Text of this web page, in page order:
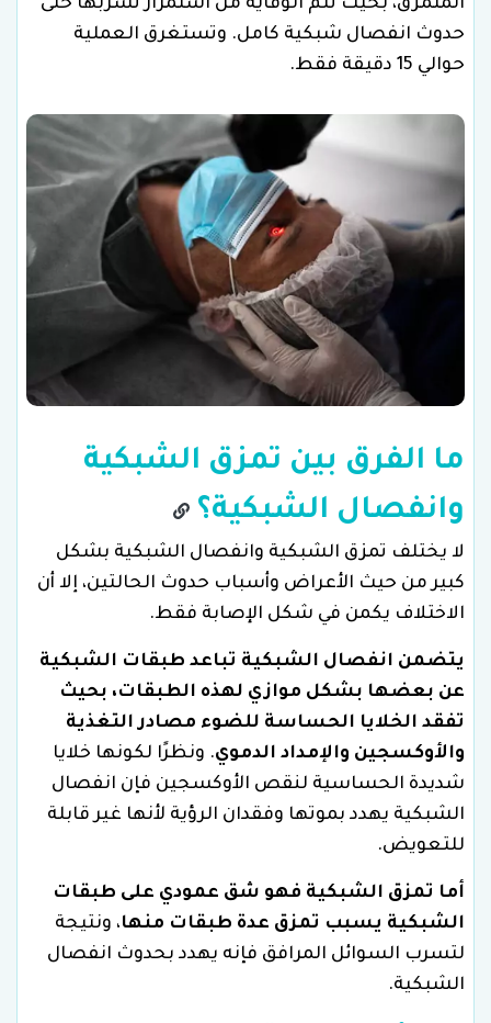
المتمزق، بحيث تتم الوقاية من استمرار تسربها حتى
حدوث انفصال شبكية كامل. وتستغرق العملية
حوالي 15 دقيقة فقط.
ما الفرق بين تمزق الشبكية
وانفصال الشبكية؟
لا يختلف تمزق الشبكية وانفصال الشبكية بشكل
كبير من حيث الأعراض وأسباب حدوث الحالتين، إلا أن
الاختلاف يكمن في شكل الإصابة فقط.
يتضمن انفصال الشبكية تباعد طبقات الشبكية
عن بعضها بشكل موازي لهذه الطبقات، بحيث
تفقد الخلايا الحساسة للضوء مصادر التغذية
والأوكسجين والإمداد الدموي. ونظرًا لكونها خلايا
شديدة الحساسية لنقص الأوكسجين فإن انفصال
الشبكية يهدد بموتها وفقدان الرؤية لأنها غير قابلة
للتعويض.
أما تمزق الشبكية فهو شق عمودي على طبقات
الشبكية يسبب تمزق عدة طبقات منها، ونتيجة
لتسرب السوائل المرافق فإنه يهدد بحدوث انفصال
الشبكية.